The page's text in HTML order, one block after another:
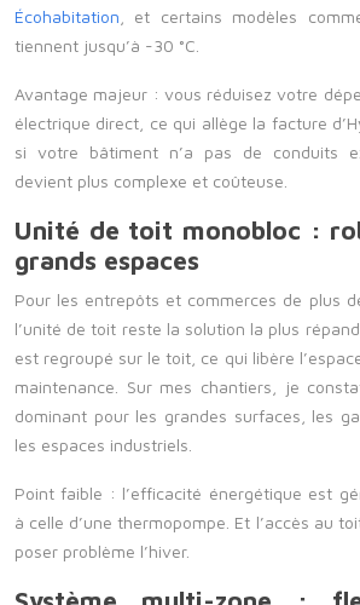
Écohabitation, et certains modèles
tiennent jusqu’à -30 °C.
Avantage majeur : vous réduisez votre
électrique direct, ce qui allège la facture
si votre bâtiment n’a pas de conduits
devient plus complexe et coûteuse.
Unité de toit monobloc :
grands espaces
Pour les entrepôts et commerces de plus
l’unité de toit reste la solution la plus
est regroupé sur le toit, ce qui libère
maintenance. Sur mes chantiers, je
dominant pour les grandes surfaces, les
les espaces industriels.
Point faible : l’efficacité énergétique est
à celle d’une thermopompe. Et l’accès au
poser problème l’hiver.